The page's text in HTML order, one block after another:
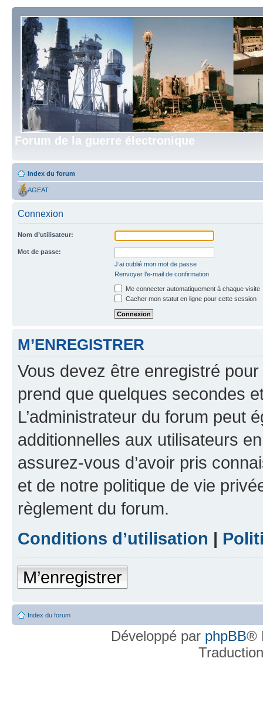
Forum de la guerre électronique
Index du forum
AGEAT
Connexion
Nom d’utilisateur:
Mot de passe:
J’ai oublié mon mot de passe
Renvoyer l’e-mail de confirmation
Me connecter automatiquement à chaque visite
Cacher mon statut en ligne pour cette session
M’ENREGISTRER
Vous devez être enregistré
prend que quelques secondes
L’administrateur du forum peut
additionnelles aux utilisateurs
assurez-vous d’avoir pris
et de notre politique de vie
règlement du forum.
Conditions d’utilisation |
M’enregistrer
Index du forum
Développé par phpBB®